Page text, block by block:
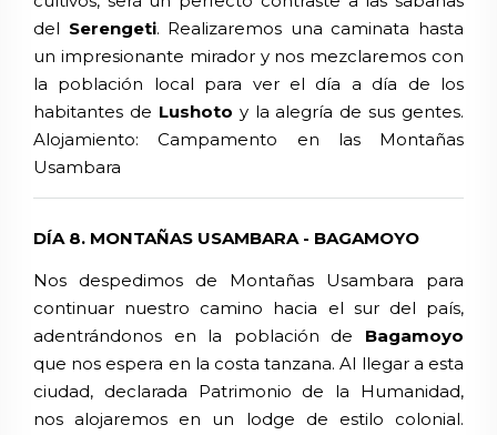
del Serengeti. Realizaremos una caminata hasta
un impresionante mirador y nos mezclaremos con
la población local para ver el día a día de los
habitantes de Lushoto y la alegría de sus gentes.
Alojamiento: Campamento en las Montañas
Usambara
DÍA 8. MONTAÑAS USAMBARA - BAGAMOYO
Nos despedimos de Montañas Usambara para
continuar nuestro camino hacia el sur del país,
adentrándonos en la población de Bagamoyo
que nos espera en la costa tanzana. Al llegar a esta
ciudad, declarada Patrimonio de la Humanidad,
nos alojaremos en un lodge de estilo colonial.